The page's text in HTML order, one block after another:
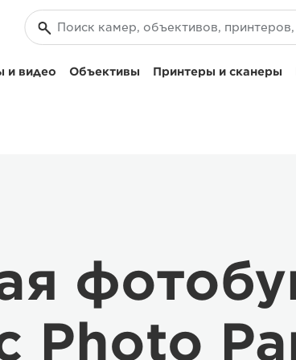
и видео Объективы Принтеры и сканеры
Photo